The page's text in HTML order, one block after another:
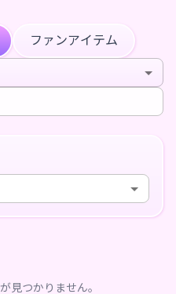
ファンアイテム
見つかりません。